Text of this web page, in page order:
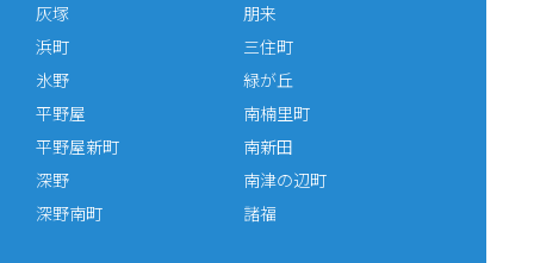
灰塚
浜町
氷野
平野屋
平野屋新町
深野
深野南町
朋来
三住町
緑が丘
南楠里町
南新田
南津の辺町
諸福